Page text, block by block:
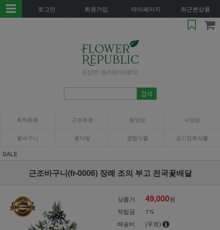
로그인 회원가입 마이페이지 최근본상품
축하화환 근조화환 동양란 서양란
꽃바구니 꽃다발 관엽식물 공기정화식물
SALE
근조바구니(fr-0006) 장례 조의 부고 전국꽃배달
상품가 49,000원
적립금
1%
배송비
(무료)